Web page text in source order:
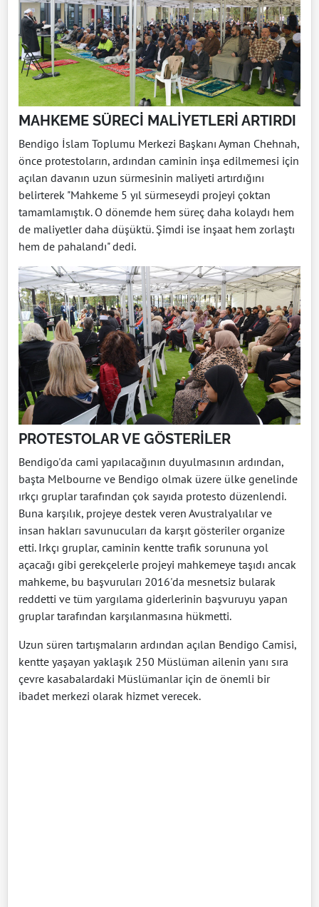
MAHKEME SÜRECİ MALİYETLERİ ARTIRDI
Bendigo İslam Toplumu Merkezi Başkanı Ayman Chehnah,
önce protestoların, ardından caminin inşa edilmemesi için
açılan davanın uzun sürmesinin maliyeti artırdığını
belirterek "Mahkeme 5 yıl sürmeseydi projeyi çoktan
tamamlamıştık. O dönemde hem süreç daha kolaydı hem
de maliyetler daha düşüktü. Şimdi ise inşaat hem zorlaştı
hem de pahalandı" dedi.
PROTESTOLAR VE GÖSTERİLER
Bendigo'da cami yapılacağının duyulmasının ardından,
başta Melbourne ve Bendigo olmak üzere ülke genelinde
ırkçı gruplar tarafından çok sayıda protesto düzenlendi.
Buna karşılık, projeye destek veren Avustralyalılar ve
insan hakları savunucuları da karşıt gösteriler organize
etti. Irkçı gruplar, caminin kentte trafik sorununa yol
açacağı gibi gerekçelerle projeyi mahkemeye taşıdı ancak
mahkeme, bu başvuruları 2016'da mesnetsiz bularak
reddetti ve tüm yargılama giderlerinin başvuruyu yapan
gruplar tarafından karşılanmasına hükmetti.
Uzun süren tartışmaların ardından açılan Bendigo Camisi,
kentte yaşayan yaklaşık 250 Müslüman ailenin yanı sıra
çevre kasabalardaki Müslümanlar için de önemli bir
ibadet merkezi olarak hizmet verecek.